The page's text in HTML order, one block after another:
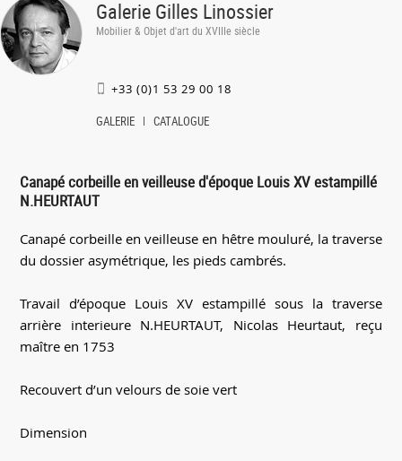
Galerie Gilles Linossier
Mobilier & Objet d'art du XVIIIe siècle
+33 (0)1 53 29 00 18
GALERIE CATALOGUE
Canapé corbeille en veilleuse d'époque Louis XV estampillé
N.HEURTAUT
Canapé corbeille en veilleuse en hêtre mouluré, la traverse
du dossier asymétrique, les pieds cambrés.
Travail d’époque Louis XV estampillé sous la traverse
arrière interieure N.HEURTAUT, Nicolas Heurtaut, reçu
maître en 1753
Recouvert d’un velours de soie vert
Dimension